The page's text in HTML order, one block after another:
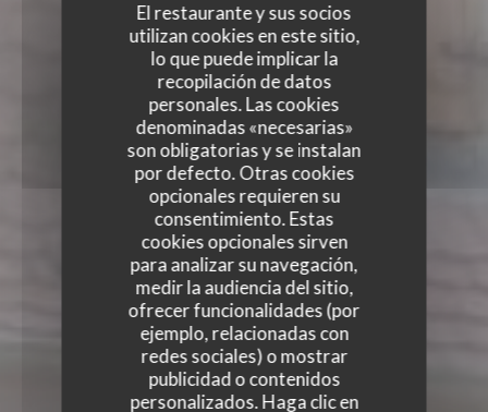
El restaurante y sus socios
utilizan cookies en este sitio,
lo que puede implicar la
recopilación de datos
personales. Las cookies
denominadas «necesarias»
son obligatorias y se instalan
por defecto. Otras cookies
opcionales requieren su
consentimiento. Estas
cookies opcionales sirven
para analizar su navegación,
medir la audiencia del sitio,
ofrecer funcionalidades (por
ejemplo, relacionadas con
redes sociales) o mostrar
publicidad o contenidos
personalizados. Haga clic en